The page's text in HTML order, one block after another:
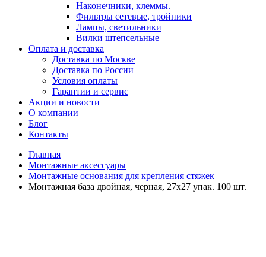
Наконечники, клеммы.
Фильтры сетевые, тройники
Лампы, светильники
Вилки штепсельные
Оплата и доставка
Доставка по Москве
Доставка по России
Условия оплаты
Гарантии и сервис
Акции и новости
О компании
Блог
Контакты
Главная
Монтажные аксессуары
Монтажные основания для крепления стяжек
Монтажная база двойная, черная, 27x27 упак. 100 шт.